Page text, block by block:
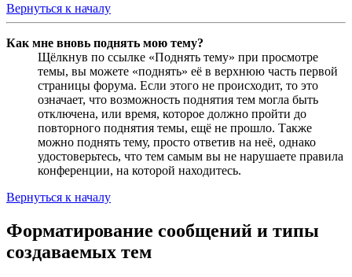
Вернуться к началу
Как мне вновь поднять мою тему?
Щёлкнув по ссылке «Поднять тему» при просмотре
темы, вы можете «поднять» её в верхнюю часть первой
страницы форума. Если этого не происходит, то это
означает, что возможность поднятия тем могла быть
отключена, или время, которое должно пройти до
повторного поднятия темы, ещё не прошло. Также
можно поднять тему, просто ответив на неё, однако
удостоверьтесь, что тем самым вы не нарушаете правила
конференции, на которой находитесь.
Вернуться к началу
Форматирование сообщений и типы
создаваемых тем